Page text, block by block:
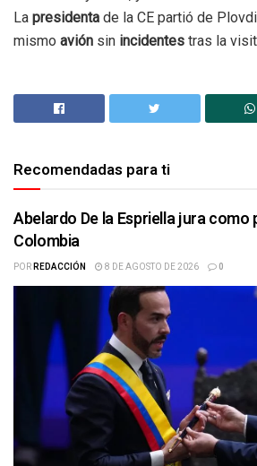
La presidenta de la CE partió de
mismo avión sin incidentes tras la
Recomendadas para ti
Abelardo De la Espriella jura como
Colombia
PORREDACCIÓN 8 DE AGOSTO DE 2026 0